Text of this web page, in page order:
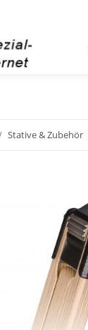
Stative & Zubehör